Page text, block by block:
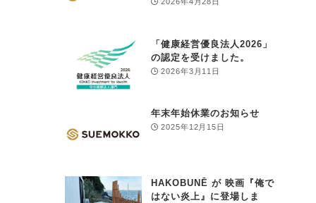
2026年4月28日
「健康経営優良法人2026」
の認定を受けました。
2026年3月11日
年末年始休業のお知らせ
2025年12月15日
HAKOBUNĒ が 映画『俺で
はない炎上』に登場しま